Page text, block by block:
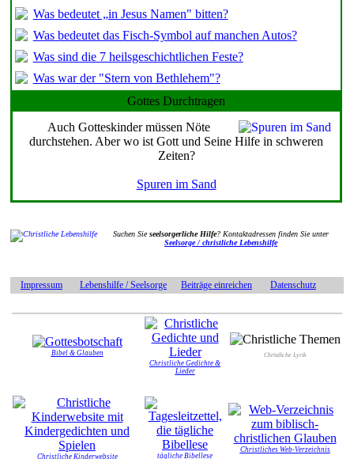
Was bedeutet „in Jesus Namen" bitten?
Was bedeutet das Fisch-Symbol auf manchen Autos?
Was sind die 7 heilsgeschichtlichen Feste?
Was war der "Stern von Bethlehem"?
Gottes Durchtragen
Auch Gotteskinder müssen Nöte
durchstehen. Aber wo ist Gott und Seine Hilfe in schweren
Zeiten?
Spuren im Sand
Suchen Sieseelsorgerliche Hilfe? Kontaktadressen finden Sie unter
Seelsorge / christliche Lebenshilfe
Impressum Lebenshilfe / Seelsorge Beiträge einreichen Datenschutz
Bibel & Glauben
Christliche Gedichte &
Lieder
Christliche Lyrik
Christliche Kinderwebsite tägliche Bibellese
Christliches Web-Verzeichnis